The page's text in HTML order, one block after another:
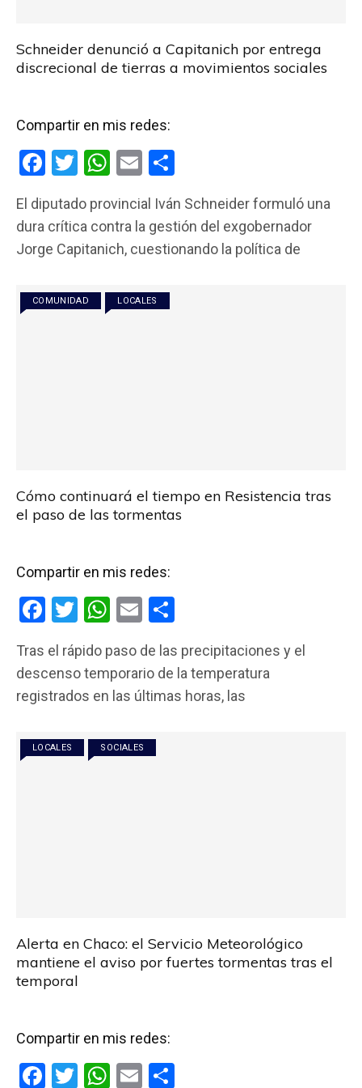
Schneider denunció a Capitanich por entrega
discrecional de tierras a movimientos sociales
Compartir en mis redes:
F
ce
b
o
k
T
tt
er
W
at
s
A
p
p
E
ail m
p
El diputado provincial Iván Schneider formuló una
dura crítica contra la gestión del exgobernador
Jorge Capitanich, cuestionando la política de
COMUNIDAD LOCALES
Cómo continuará el tiempo en Resistencia tras
el paso de las tormentas
Compartir en mis redes:
F
ce
b
o
k
T
tt
er
W
at
s
p
p
E
ail m
p
Tras el rápido paso de las precipitaciones y el
descenso temporario de la temperatura
registrados en las últimas horas, las
LOCALES SOCIALES
Alerta en Chaco: el Servicio Meteorológico
mantiene el aviso por fuertes tormentas tras el
temporal
Compartir en mis redes:
F
T
W E